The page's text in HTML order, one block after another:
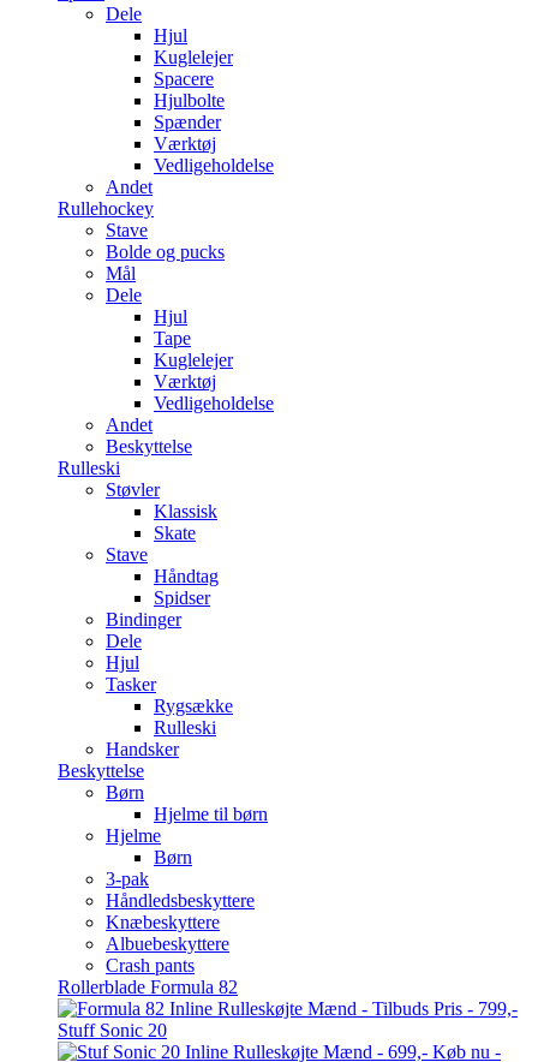
Dele
Hjul
Kuglelejer
Spacere
Hjulbolte
Spænder
Værktøj
Vedligeholdelse
Andet
Rullehockey
Stave
Bolde og pucks
Mål
Dele
Hjul
Tape
Kuglelejer
Værktøj
Vedligeholdelse
Andet
Beskyttelse
Rulleski
Støvler
Klassisk
Skate
Stave
Håndtag
Spidser
Bindinger
Dele
Hjul
Tasker
Rygsække
Rulleski
Handsker
Beskyttelse
Børn
Hjelme til børn
Hjelme
Børn
3-pak
Håndledsbeskyttere
Knæbeskyttere
Albuebeskyttere
Crash pants
Rollerblade Formula 82
Stuff Sonic 20